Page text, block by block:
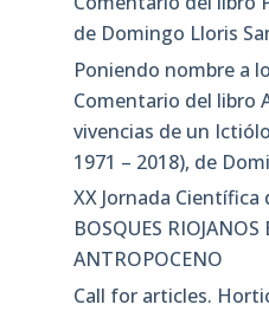
de Domingo Lloris
Poniendo nombre a
Comentario del libro
vivencias de un
1971 – 2018), de
XX Jornada Científica
BOSQUES RIOJANOS
ANTROPOCENO
Call for articles.